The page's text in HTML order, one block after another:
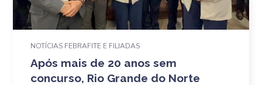
NOTÍCIAS FEBRAFITE E FILIADAS
Após mais de 20 anos sem
concurso, Rio Grande do Norte